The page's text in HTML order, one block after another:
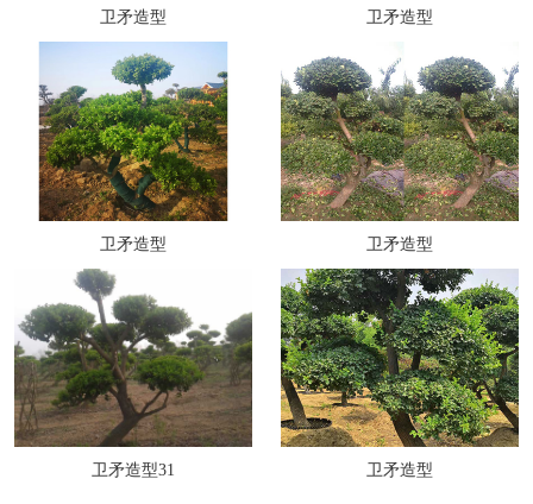
卫矛造型 卫矛造型
卫矛造型 卫矛造型
卫矛造型31 卫矛造型